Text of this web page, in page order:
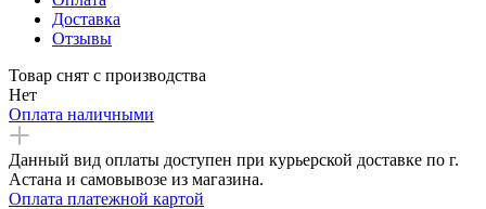
Доставка
Отзывы
Товар снят с производства
Нет
Оплата наличными
Данный вид оплаты доступен при курьерской доставке по г.
Астана и самовывозе из магазина.
Оплата платежной картой